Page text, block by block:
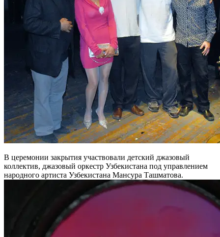
В церемонии закрытия участвовали детский джазовый
коллектив, джазовый оркестр Узбекистана под управлением
народного артиста Узбекистана Мансура Ташматова.